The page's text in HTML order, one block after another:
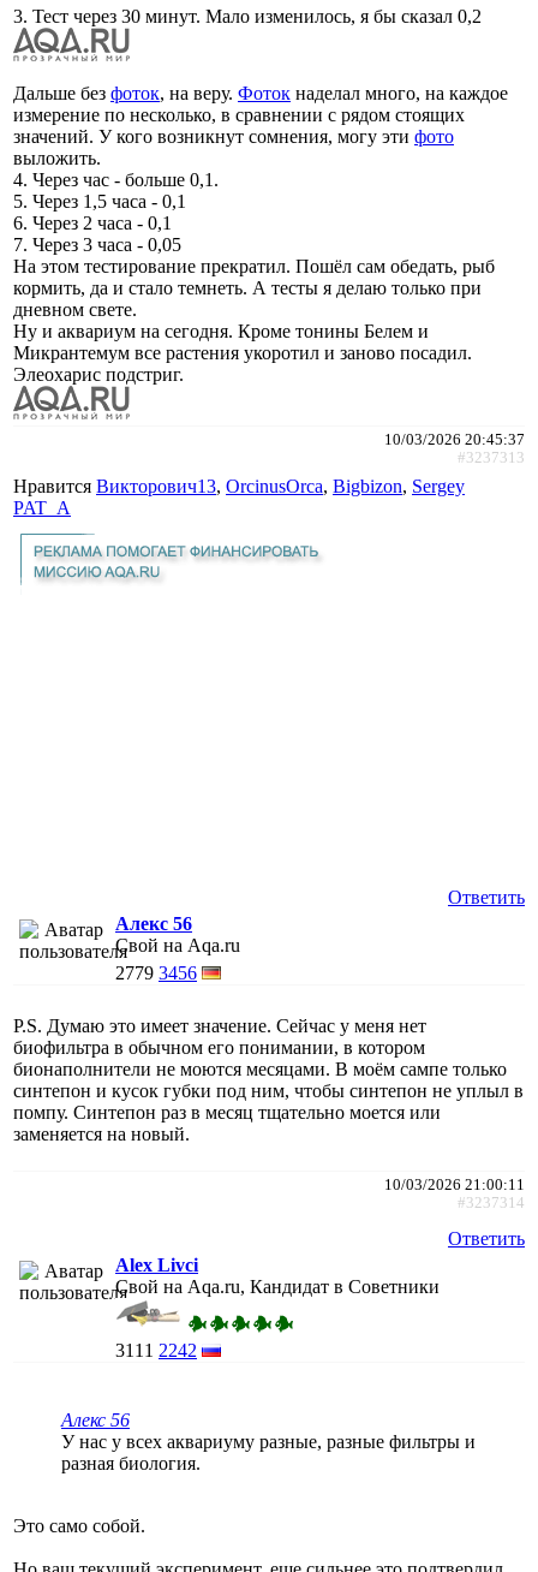
3. Тест через 30 минут. Мало изменилось, я бы сказал 0,2
Дальше без фоток, на веру. Фоток наделал много, на каждое
измерение по несколько, в сравнении с рядом стоящих
значений. У кого возникнут сомнения, могу эти фото
выложить.
4. Через час - больше 0,1.
5. Через 1,5 часа - 0,1
6. Через 2 часа - 0,1
7. Через 3 часа - 0,05
На этом тестирование прекратил. Пошёл сам обедать, рыб
кормить, да и стало темнеть. А тесты я делаю только при
дневном свете.
Ну и аквариум на сегодня. Кроме тонины Белем и
Микрантемум все растения укоротил и заново посадил.
Элеохарис подстриг.
10/03/2026 20:45:37
#3237313
Нравится Викторович13, ОrcinusОrca, Bigbizon, Sergey
PAT_A
Ответить
Алекс 56
Свой на Aqa.ru
2779 3456
P.S. Думаю это имеет значение. Сейчас у меня нет
биофильтра в обычном его понимании, в котором
бионаполнители не моются месяцами. В моём сампе только
синтепон и кусок губки под ним, чтобы синтепон не уплыл в
помпу. Синтепон раз в месяц тщательно моется или
заменяется на новый.
10/03/2026 21:00:11
#3237314
Ответить
Alex Livci
Свой на Aqa.ru, Кандидат в Советники
3111 2242
Алекс 56
У нас у всех аквариуму разные, разные фильтры и
разная биология.
Это само собой.